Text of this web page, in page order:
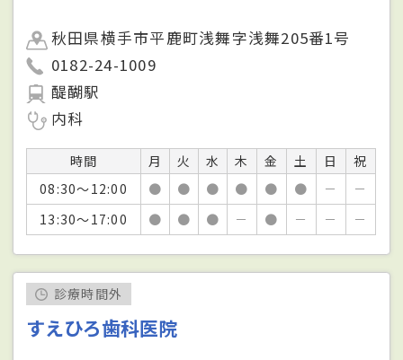
秋田県横手市平鹿町浅舞字浅舞205番1号
0182-24-1009
醍醐駅
内科
時間 月 火 水 木 金 土 日
祝
08:30～12:00
● ● ● ● ● ● －
－
13:30～17:00
● ● ● － ● － － －
診療時間外
すえひろ歯科医院